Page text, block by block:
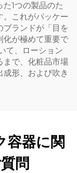
1つの製品のた
。これがパッケー
ブランドが「目を
化が極めて重要で
て、ローション
まで、化粧品市場
形、および吹き
容器に関
問